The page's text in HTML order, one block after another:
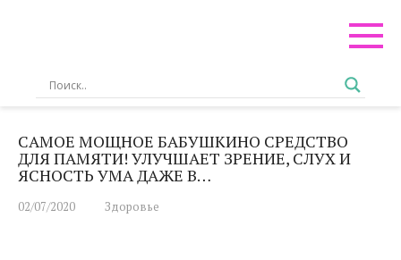
САМОЕ МОЩНОЕ БАБУШКИНО СРЕДСТВО
ДЛЯ ПАМЯТИ! УЛУЧШАЕТ ЗРЕНИЕ, СЛУХ И
ЯСНОСТЬ УМА ДАЖЕ В…
02/07/2020 Здоровье